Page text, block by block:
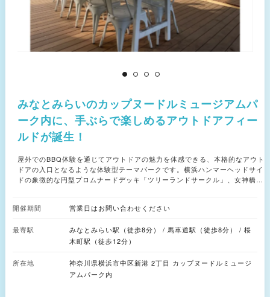
みなとみらいのカップヌードルミュージアムパ
ーク内に、手ぶらで楽しめるアウトドアフィー
ルドが誕生！
屋外でのBBQ体験を通じてアウトドアの魅力を体感できる、本格的なアウト
ドアの入口となるような体験型テーマパークです。横浜ハンマーヘッドサイ
ドの象徴的な円型プロムナードデッキ「ツリーランドサークル」、女神橋サ
セプトの異なる3つのエリアに分かれ、それぞれに違った楽しみ方をご提案
えるミートショップのBUTCHERS MEAT CLUBがありDREAM DOOR
YOKOHAMA HAMMERHEADのメインエリアになります。 特に海の眺めが
▼FIRE FOREST 都心部にいながら森の中でキャンプ気分をお楽しみ頂け
ます。 各テントも間隔がかなりあいておりますので、コロナ禍でも安心で
開催期間 営業日はお問い合わせください
最寄駅
みなとみらい駅（徒歩8分） / 馬車道駅（徒歩8分） / 桜
木町駅（徒歩12分）
所在地
神奈川県横浜市中区新港 2丁目 カップヌードルミュージ
アムパーク内